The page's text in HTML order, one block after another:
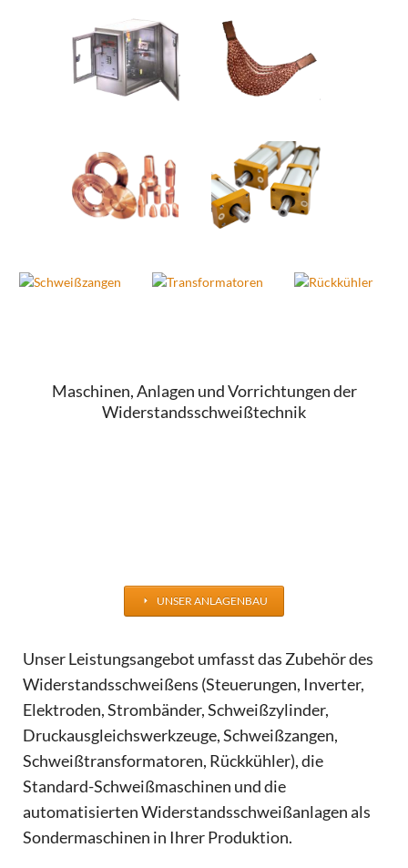
Maschinen, Anlagen und Vorrichtungen der
Widerstandsschweißtechnik
UNSER ANLAGENBAU
Unser Leistungsangebot umfasst das Zubehör des
Widerstandsschweißens (Steuerungen, Inverter,
Elektroden, Strombänder, Schweißzylinder,
Druckausgleichswerkzeuge, Schweißzangen,
Schweißtransformatoren, Rückkühler), die
Standard-Schweißmaschinen und die
automatisierten Widerstandsschweißanlagen als
Sondermaschinen in Ihrer Produktion.